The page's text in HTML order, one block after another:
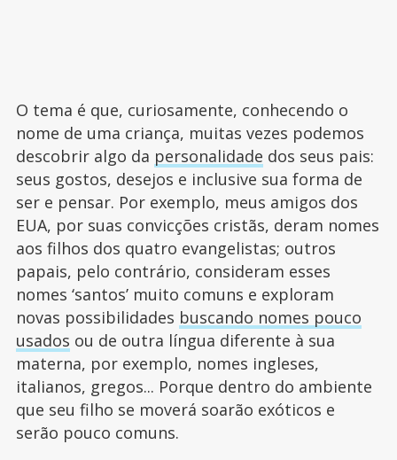
O tema é que, curiosamente, conhecendo o
nome de uma criança, muitas vezes podemos
descobrir algo da personalidade dos seus pais:
seus gostos, desejos e inclusive sua forma de
ser e pensar. Por exemplo, meus amigos dos
EUA, por suas convicções cristãs, deram nomes
aos filhos dos quatro evangelistas; outros
papais, pelo contrário, consideram esses
nomes ‘santos’ muito comuns e exploram
novas possibilidades buscando nomes pouco
usados ou de outra língua diferente à sua
materna, por exemplo, nomes ingleses,
italianos, gregos... Porque dentro do ambiente
que seu filho se moverá soarão exóticos e
serão pouco comuns.